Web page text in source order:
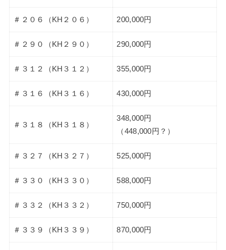
＃２０６（KH２０６） 200,000円
＃２９０（KH２９０） 290,000円
＃３１２（KH３１２） 355,000円
＃３１６（KH３１６） 430,000円
＃３１８（KH３１８）
348,000円
（448,000円？）
＃３２７（KH３２７） 525,000円
＃３３０（KH３３０） 588,000円
＃３３２（KH３３２） 750,000円
＃３３９（KH３３９） 870,000円